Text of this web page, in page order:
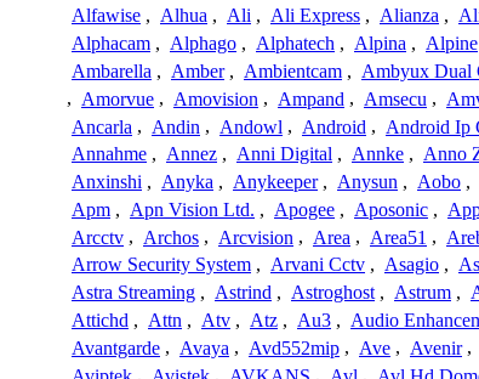
Alfawise , Alhua , Ali , Ali Express , Alianza ,
Alphacam , Alphago , Alphatech , Alpina , Alpine
Ambarella , Amber , Ambientcam , Ambyux Dual
, Amorvue , Amovision , Ampand , Amsecu ,
Ancarla , Andin , Andowl , Android , Android Ip
Annahme , Annez , Anni Digital , Annke , Anno
Anxinshi , Anyka , Anykeeper , Anysun , Aobo ,
Apm , Apn Vision Ltd. , Apogee , Aposonic ,
Arcctv , Archos , Arcvision , Area , Area51 ,
Arrow Security System , Arvani Cctv , Asagio ,
Astra Streaming , Astrind , Astroghost , Astrum ,
Attichd , Attn , Atv , Atz , Au3 , Audio
Avantgarde , Avaya , Avd552mip , Ave , Avenir ,